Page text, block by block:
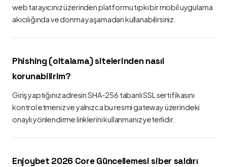
web tarayıcınız üzerinden platformu tıpkı bir mobil uygulama
akıcılığında ve donma yaşamadan kullanabilirsiniz.
Phishing (oltalama) sitelerinden nasıl
korunabilirim?
Giriş yaptığınız adresin SHA-256 tabanlı SSL sertifikasını
kontrol etmeniz ve yalnızca bu resmi gateway üzerindeki
onaylı yönlendirme linklerini kullanmanız yeterlidir.
Enjoybet 2026 Core Güncellemesi siber saldırı